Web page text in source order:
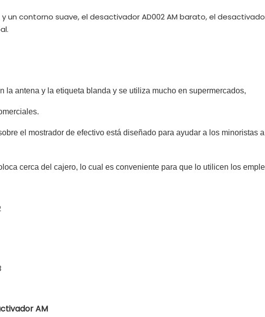
un contorno suave, el desactivador AD002 AM barato, el
la antena y la etiqueta blanda y se utiliza mucho en supermercados,
el mostrador de efectivo está diseñado para ayudar a los minoristas
cerca del cajero, lo cual es conveniente para que lo utilicen los
AM